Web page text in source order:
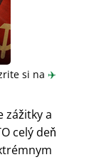
si na ✈️
zážitky a
celý deň